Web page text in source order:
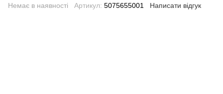
Немає в наявності Артикул: 5075655001 Написати відгук